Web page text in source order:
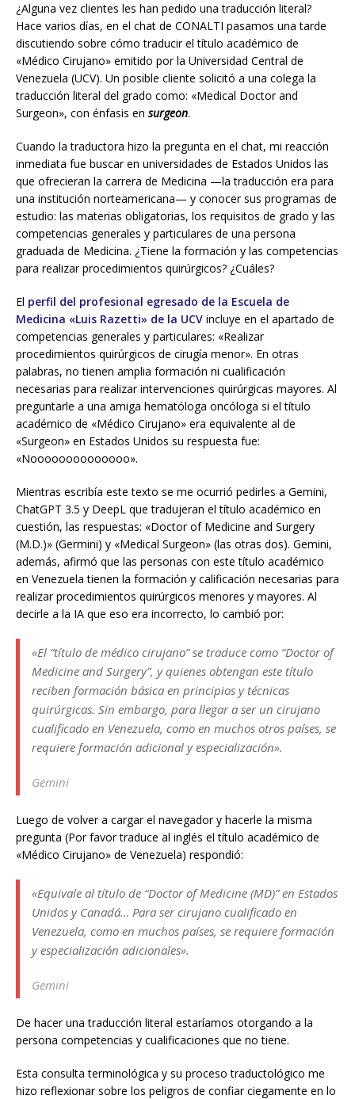
¿Alguna vez clientes les han pedido una traducción literal?
Hace varios días, en el chat de CONALTI pasamos una tarde
discutiendo sobre cómo traducir el título académico de
«Médico Cirujano» emitido por la Universidad Central de
Venezuela (UCV). Un posible cliente solicitó a una colega la
traducción literal del grado como: «Medical Doctor and
Surgeon», con énfasis en surgeon.
Cuando la traductora hizo la pregunta en el chat, mi reacción
inmediata fue buscar en universidades de Estados Unidos las
que ofrecieran la carrera de Medicina —la traducción era para
una institución norteamericana— y conocer sus programas de
estudio: las materias obligatorias, los requisitos de grado y las
competencias generales y particulares de una persona
graduada de Medicina. ¿Tiene la formación y las competencias
para realizar procedimientos quirúrgicos? ¿Cuáles?
El perfil del profesional egresado de la Escuela de
Medicina «Luis Razetti» de la UCV incluye en el apartado de
competencias generales y particulares: «Realizar
procedimientos quirúrgicos de cirugía menor». En otras
palabras, no tienen amplia formación ni cualificación
necesarias para realizar intervenciones quirúrgicas mayores. Al
preguntarle a una amiga hematóloga oncóloga si el título
académico de «Médico Cirujano» era equivalente al de
«Surgeon» en Estados Unidos su respuesta fue:
«Noooooooooooooo».
Mientras escribía este texto se me ocurrió pedirles a Gemini,
ChatGPT 3.5 y DeepL que tradujeran el título académico en
cuestión, las respuestas: «Doctor of Medicine and Surgery
(M.D.)» (Germini) y «Medical Surgeon» (las otras dos). Gemini,
además, afirmó que las personas con este título académico
en Venezuela tienen la formación y calificación necesarias para
realizar procedimientos quirúrgicos menores y mayores. Al
decirle a la IA que eso era incorrecto, lo cambió por:
«El “título de médico cirujano” se traduce como “Doctor of
Medicine and Surgery”, y quienes obtengan este título
reciben formación básica en principios y técnicas
quirúrgicas. Sin embargo, para llegar a ser un cirujano
cualificado en Venezuela, como en muchos otros países, se
requiere formación adicional y especialización».
Gemini
Luego de volver a cargar el navegador y hacerle la misma
pregunta (Por favor traduce al inglés el título académico de
«Médico Cirujano» de Venezuela) respondió:
«Equivale al título de “Doctor of Medicine (MD)” en Estados
Unidos y Canadá… Para ser cirujano cualificado en
Venezuela, como en muchos países, se requiere formación
y especialización adicionales».
Gemini
De hacer una traducción literal estaríamos otorgando a la
persona competencias y cualificaciones que no tiene.
Esta consulta terminológica y su proceso traductológico me
hizo reflexionar sobre los peligros de confiar ciegamente en lo